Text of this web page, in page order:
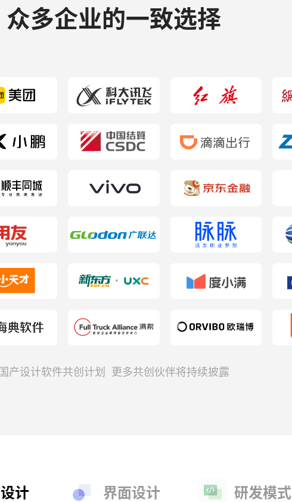
众多企业的一致选择
国产设计软件共创计划 更多共创伙伴将持续披露
计 界面设计 研发模式